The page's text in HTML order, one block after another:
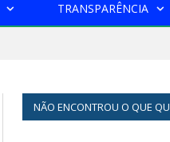
TRANSPARÊNCIA
NÃO ENCONTROU O QUE